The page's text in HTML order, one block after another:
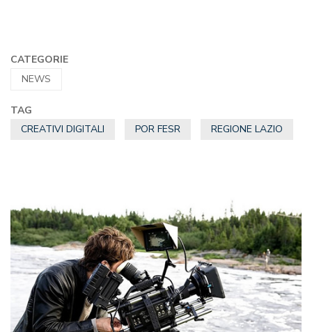
CATEGORIE
NEWS
TAG
CREATIVI DIGITALI
POR FESR REGIONE LAZIO